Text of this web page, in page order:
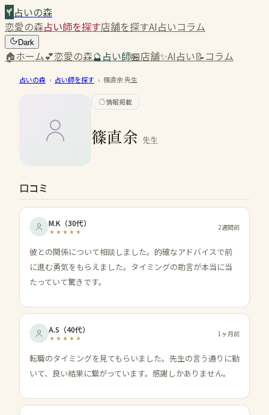
占いの森
恋愛の森占い師を探す店舗を探すAI占いコラム
Dark
🏠ホーム💕恋愛の森🔮占い師🏪店舗✨AI占い📝コラム
占いの森 › 占い師を探す › 篠直余先生
情報掲載
篠直余 先生
口コミ
M.K （30代） 2週間前
彼との関係について相談しました。的確なアドバイスで前
に進む勇気をもらえました。タイミングの助言が本当に当
たっていて驚きです。
A.S （40代） 1ヶ月前
転職のタイミングを見てもらいました。先生の言う通りに動
いて、良い結果に繋がっています。感謝しかありません。